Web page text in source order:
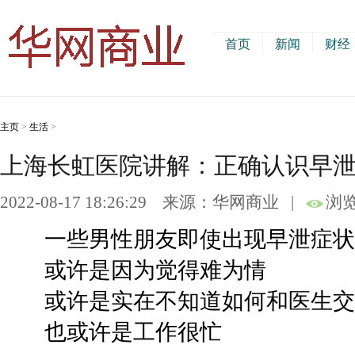
首页 新闻 财经
主页 > 生活 >
上海长虹医院讲解：正确认识早
2022-08-17 18:26:29 来源：华网商业 | 浏
一些男性朋友即使出现早泄症状
或许是因为觉得难为情
或许是实在不知道如何和医生交
也或许是工作很忙